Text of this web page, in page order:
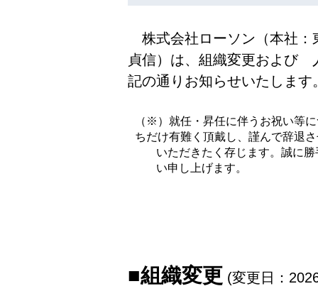
株式会社ローソン（本社：
貞信）は、組織変更および
記の通りお知らせいたします
（※）就任・昇任に伴うお祝い等
ちだけ有難く頂戴し、謹んで辞退
いただきたく存じます。誠に
い申し上げます。
■組織変更 (変更日：